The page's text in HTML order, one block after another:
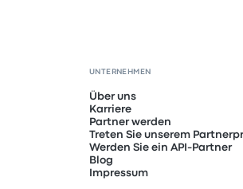
UNTERNEHMEN
Über uns
Karriere
Partner werden
Treten Sie unserem
Werden Sie ein API-Partner
Blog
Impressum